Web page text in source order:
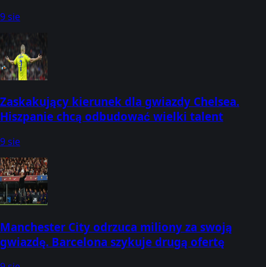
9 sie
Zaskakujący kierunek dla gwiazdy Chelsea.
Hiszpanie chcą odbudować wielki talent
9 sie
Manchester City odrzuca miliony za swoją
gwiazdę. Barcelona szykuje drugą ofertę